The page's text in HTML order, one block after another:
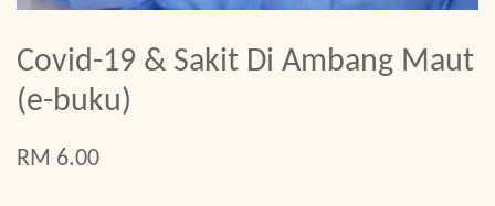
Covid-19 & Sakit Di Ambang Maut
(e-buku)
RM 6.00